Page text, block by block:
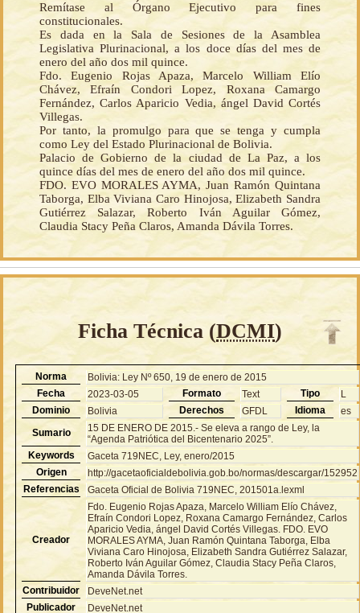
Remítase al Órgano Ejecutivo para fines
constitucionales.
Es dada en la Sala de Sesiones de la Asamblea
Legislativa Plurinacional, a los doce días del mes de
enero del año dos mil quince.
Fdo. Eugenio Rojas Apaza, Marcelo William Elío
Chávez, Efraín Condori Lopez, Roxana Camargo
Fernández, Carlos Aparicio Vedia, ángel David Cortés
Villegas.
Por tanto, la promulgo para que se tenga y cumpla
como Ley del Estado Plurinacional de Bolivia.
Palacio de Gobierno de la ciudad de La Paz, a los
quince días del mes de enero del año dos mil quince.
FDO. EVO MORALES AYMA, Juan Ramón Quintana
Taborga, Elba Viviana Caro Hinojosa, Elizabeth Sandra
Gutiérrez Salazar, Roberto Iván Aguilar Gómez,
Claudia Stacy Peña Claros, Amanda Dávila Torres.
Ficha Técnica (DCMI)
Norma
Bolivia: Ley Nº 650, 19 de enero de 2015
Fecha
2023-03-05 Formato Text Tipo
L
Dominio
Bolivia Derechos GFDL Idioma
es
Sumario
15 DE ENERO DE 2015.- Se eleva a rango de Ley, la
“Agenda Patriótica del Bicentenario 2025”.
Keywords
Gaceta 719NEC, Ley, enero/2015
Origen
http://gacetaoficialdebolivia.gob.bo/normas/descargar/152952
Referencias
Gaceta Oficial de Bolivia 719NEC, 201501a.lexml
Creador
Fdo. Eugenio Rojas Apaza, Marcelo William Elío Chávez,
Efraín Condori Lopez, Roxana Camargo Fernández, Carlos
Aparicio Vedia, ángel David Cortés Villegas. FDO. EVO
MORALES AYMA, Juan Ramón Quintana Taborga, Elba
Viviana Caro Hinojosa, Elizabeth Sandra Gutiérrez Salazar,
Roberto Iván Aguilar Gómez, Claudia Stacy Peña Claros,
Amanda Dávila Torres.
Contribuidor
DeveNet.net
Publicador
DeveNet.net